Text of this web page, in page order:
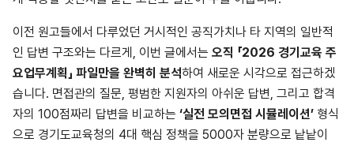
이전 원고들에서 다루었던 거시적인 공직가치나 타 지역의 일반적
인 답변 구조와는 다르게, 이번 글에서는 오직 「2026 경기교육 주
요업무계획」 파일만을 완벽히 분석하여 새로운 시각으로 접근하겠
습니다. 면접관의 질문, 평범한 지원자의 아쉬운 답변, 그리고 합격
자의 100점짜리 답변을 비교하는 ‘실전 모의면접 시뮬레이션’ 형식
으로 경기도교육청의 4대 핵심 정책을 5000자 분량으로 낱낱이